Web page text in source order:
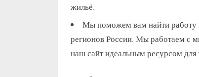
жильё.
Мы поможем вам найти работу
регионов России. Мы работаем с
наш сайт идеальным ресурсом